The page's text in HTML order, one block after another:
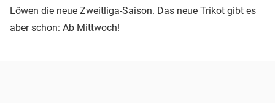
Löwen die neue Zweitliga-Saison. Das neue Trikot gibt es
aber schon: Ab Mittwoch!